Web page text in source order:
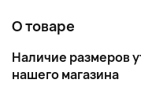
О товаре
Наличие размеров
нашего магазина